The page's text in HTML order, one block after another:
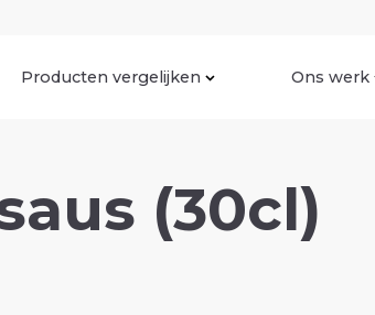
Producten vergelijken Ons werk
(30cl)